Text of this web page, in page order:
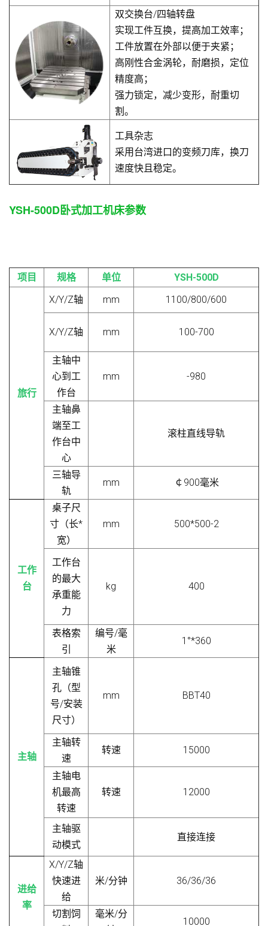
双交换台/四轴转盘
实现工件互换，提高加工效率；
工件放置在外部以便于夹紧；
高刚性合金涡轮，耐磨损，定位
精度高；
强力锁定，减少变形，耐重切
割。
工具杂志
采用台湾进口的变频刀库，换刀
速度快且稳定。
YSH-500D卧式加工机床参数
项目 规格 单位 YSH-500D
旅行
X/Y/Z轴 mm 1100/800/600
X/Y/Z轴 mm 100-700
主轴中
心到工
作台
mm -980
主轴鼻
端至工
作台中
心
滚柱直线导轨
三轴导
轨
mm ￠ 900毫米
工作
台
桌子尺
寸（长*
宽）
mm 500*500-2
工作台
的最大
承重能
力
kg 400
表格索
引
编号/毫
米
1°*360
主轴
主轴锥
孔（型
号/安装
尺寸）
mm BBT40
主轴转
速
转速 15000
主轴电
机最高
转速
转速 12000
主轴驱
动模式
直接连接
进给
率
X/Y/Z轴
快速进
给
米/分钟 36/36/36
切割饲
毫米/分
10000